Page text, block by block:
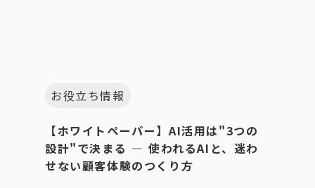
お役立ち情報
【ホワイトペーパー】AI活用は"3つの
設計"で決まる ― 使われるAIと、迷わ
せない顧客体験のつくり方